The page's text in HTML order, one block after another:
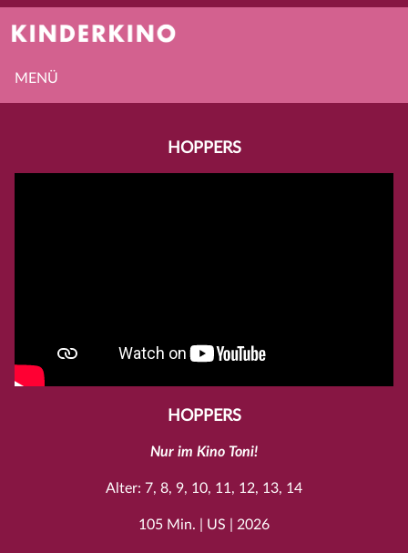
MENÜ
HOPPERS
HOPPERS
Nur im Kino Toni!
Alter: 7, 8, 9, 10, 11, 12, 13, 14
105 Min. | US | 2026